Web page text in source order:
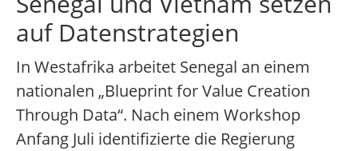
auf Datenstrategien
In Westafrika arbeitet Senegal an einem
nationalen „Blueprint for Value Creation
Through Data“. Nach einem Workshop
Anfang Juli identifizierte die Regierung